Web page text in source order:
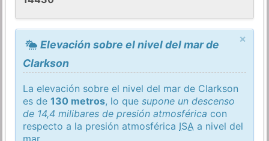
×
Elevación sobre el nivel del mar de
Clarkson
La elevación sobre el nivel del mar de Clarkson
es de130 metros, lo quesupone un descenso
de 14,4 milibares de presión atmosférica con
respecto a la presión atmosférica ISA a nivel del
mar.